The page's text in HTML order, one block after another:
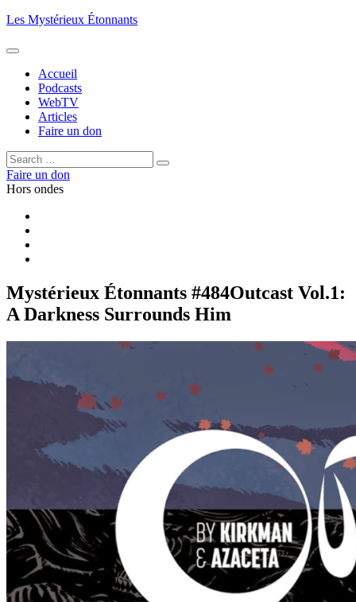
Aller
contenu
Les Mystérieux Étonnants
Accueil
Podcasts
WebTV
Articles
Faire un don
Rechercher :
Rechercher
Faire un don
Hors ondes
Mystérieux Étonnants #484Outcast Vol.1:
A Darkness Surrounds Him